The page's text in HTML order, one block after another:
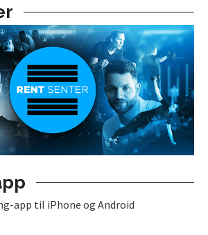
app til iPhone og Android